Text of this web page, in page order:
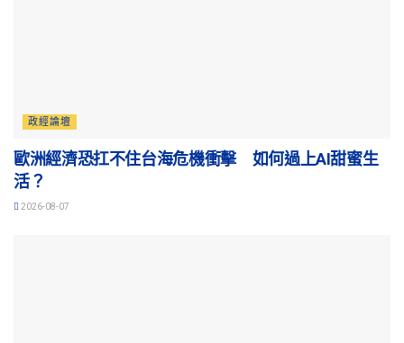
政經論壇
歐洲經濟恐扛不住台海危機衝擊 如何過上AI甜蜜生
活？
2026-08-07